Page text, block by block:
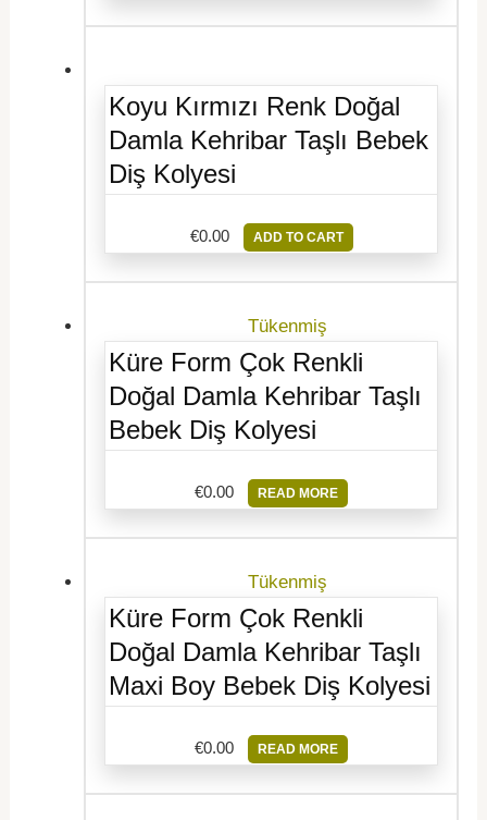
Koyu Kırmızı Renk Doğal
Damla Kehribar Taşlı Bebek
Diş Kolyesi
€0.00 ADD TO CART
Tükenmiş
Küre Form Çok Renkli
Doğal Damla Kehribar Taşlı
Bebek Diş Kolyesi
€0.00 READ MORE
Tükenmiş
Küre Form Çok Renkli
Doğal Damla Kehribar Taşlı
Maxi Boy Bebek Diş Kolyesi
€0.00 READ MORE